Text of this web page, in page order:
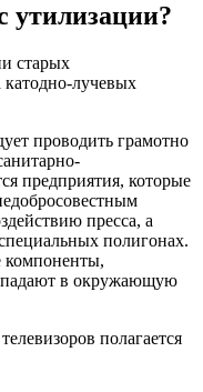
утилизации?
старых
катодно-лучевых
проводить грамотно
предприятия, которые
пресса, а
полигонах.
компоненты,
в окружающую
полагается